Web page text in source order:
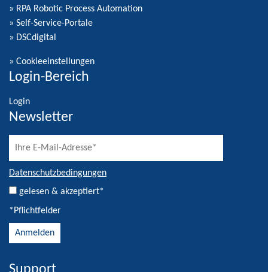
» RPA Robotic Process Automation
» Self-Service-Portale
» DSCdigital
» Cookieeinstellungen
Login-Bereich
Login
Newsletter
Datenschutzbedingungen
gelesen & akzeptiert*
*Pflichtfelder
Alternative: